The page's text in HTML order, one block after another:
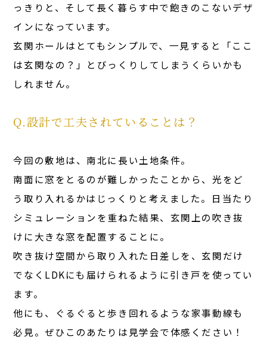
っきりと、そして長く暮らす中で飽きのこないデザ
インになっています。
玄関ホールはとてもシンプルで、一見すると「ここ
は玄関なの？」とびっくりしてしまうくらいかも
しれません。
Q.設計で工夫されていることは？
今回の敷地は、南北に長い土地条件。
南面に窓をとるのが難しかったことから、光をど
う取り入れるかはじっくりと考えました。日当たり
シミュレーションを重ねた結果、玄関上の吹き抜
けに大きな窓を配置することに。
吹き抜け空間から取り入れた日差しを、玄関だけ
でなくLDKにも届けられるように引き戸を使ってい
ます。
他にも、ぐるぐると歩き回れるような家事動線も
必見。ぜひこのあたりは見学会で体感ください！